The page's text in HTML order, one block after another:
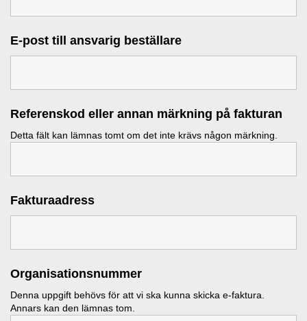
E-post till ansvarig beställare
Referenskod eller annan märkning på fakturan
Detta fält kan lämnas tomt om det inte krävs någon märkning.
Fakturaadress
Organisationsnummer
Denna uppgift behövs för att vi ska kunna skicka e-faktura.
Annars kan den lämnas tom.